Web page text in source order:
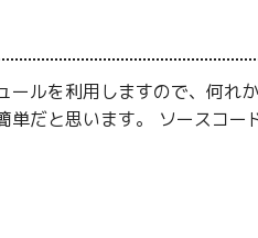
ルを利用しますので、何れ
だと思います。 ソースコ